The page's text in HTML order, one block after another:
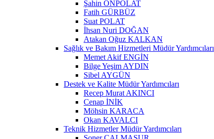
Şahin ÖNPOLAT
Fatih GÜRBÜZ
Suat POLAT
İhsan Nuri DOĞAN
Atakan Oğuz KALKAN
Sağlık ve Bakım Hizmetleri Müdür Yardımcıları
Memet Akif ENGİN
Bilge Yeşim AYDIN
Sibel AYGÜN
Destek ve Kalite Müdür Yardımcıları
Recep Murat AKINCI
Cenap İNİK
Möhsin KARACA
Okan KAVALCI
Teknik Hizmetler Müdür Yardımcıları